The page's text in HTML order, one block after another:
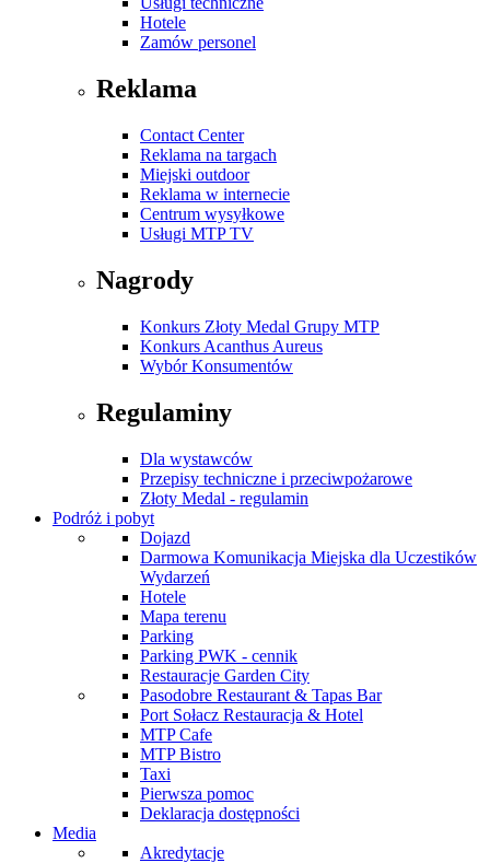
Hotele
Zamów personel
Reklama
Contact Center
Reklama na targach
Miejski outdoor
Reklama w internecie
Centrum wysyłkowe
Usługi MTP TV
Nagrody
Konkurs Złoty Medal Grupy MTP
Konkurs Acanthus Aureus
Wybór Konsumentów
Regulaminy
Dla wystawców
Przepisy techniczne i przeciwpożarowe
Złoty Medal - regulamin
Podróż i pobyt
Dojazd
Darmowa Komunikacja Miejska dla Uczestików
Wydarzeń
Hotele
Mapa terenu
Parking
Parking PWK - cennik
Restauracje Garden City
Pasodobre Restaurant & Tapas Bar
Port Sołacz Restauracja & Hotel
MTP Cafe
MTP Bistro
Taxi
Pierwsza pomoc
Deklaracja dostępności
Media
Akredytacje